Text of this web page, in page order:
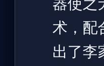
术，配
出了李